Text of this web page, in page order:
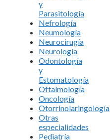
y
Parasitología
Nefrología
Neumología
Neurocirugía
Neurología
Odontología
y
Estomatología
Oftalmología
Oncología
Otorrinolaringología
Otras
especialidades
Pediatría